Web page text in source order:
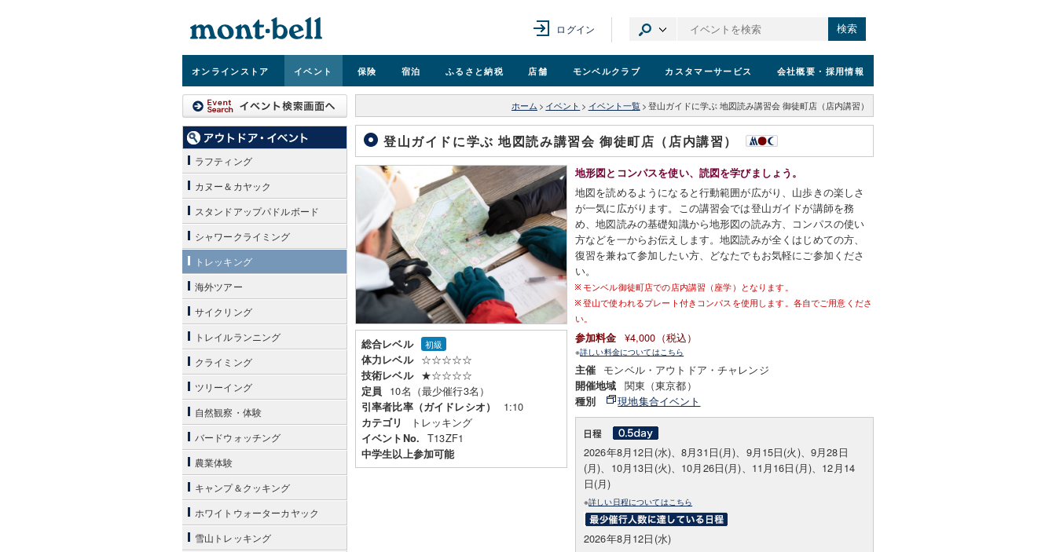
ログイン 検索
オンラインストア イベント 保険 宿泊 ふるさと納税 店舗 モンベルクラブ カスタマーサービス 会社概要 ・採用情報
ホーム > イベント > イベント一覧 > 登山ガイドに学ぶ 地図読み講習会 御徒町店（店内講習）
登山ガイドに学ぶ 地図読み講習会 御徒町店（店内講習）
総合レベル 初級
体力レベル ☆☆☆☆☆
技術レベル ★☆☆☆☆
定員 10名（最少催行3名）
引率者比率（ガイドレシオ） 1:10
カテゴリ トレッキング
イベントNo. T13ZF1
中学生以上参加可能
地形図とコンパスを使い、読図を学びましょう。
地図を読めるようになると行動範囲が広がり、山歩きの楽しさ
が一気に広がります。この講習会では登山ガイドが講師を務
め、地図読みの基礎知識から地形図の読み方、コンパスの使い
方などを一からお伝えします。地図読みが全くはじめての方、
復習を兼ねて参加したい方、どなたでもお気軽にご参加くださ
い。
モンベル御徒町店での店内講習（座学）となります。
登山で使われるプレート付きコンパスを使用します。各自でご用意くださ
い。
参加料金 ¥4,000（税込）
※詳しい料金についてはこちら
主催 モンベル・アウトドア・チャレンジ
開催地域 関東（東京都）
種別 現地集合イベント
2026年8月12日(水)、8月31日(月)、9月15日(火)、9月28日
(月)、10月13日(火)、10月26日(月)、11月16日(月)、12月14
日(月)
※詳しい日程についてはこちら
2026年8月12日(水)
ラフティング
カヌー＆カヤック
スタンドアップパドルボード
シャワークライミング
トレッキング
海外ツアー
サイクリング
トレイルランニング
クライミング
ツリーイング
自然観察・体験
バードウォッチング
農業体験
キャンプ＆クッキング
ホワイトウォーターカヤック
雪山トレッキング